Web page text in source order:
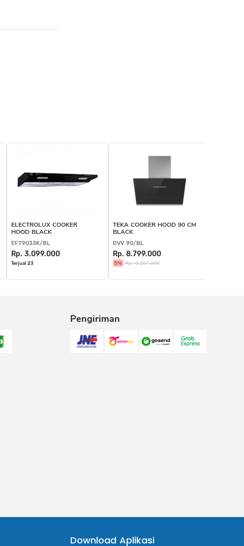
ELECTROLUX COOKER
HOOD BLACK
EFT9033K/BL
Rp. 3.099.000
Terjual 23
TEKA COOKER HOOD 90 CM
BLACK
DVV 90/BL
Rp. 8.799.000
5% Rp. 9.257.000
Pengiriman
Download Aplikasi